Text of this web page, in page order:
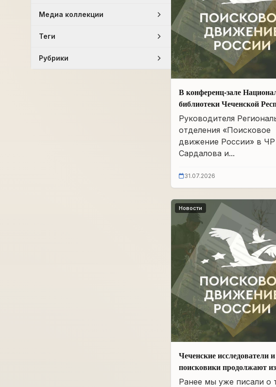
Медиа коллекции
Теги
Рубрики
В конференц-зале
библиотеки Чеченской
им. А.А. Айдамирова
заседание
Руководителя
отделения «Поисковое
движение России» в
Сардалова и...
31.07.2026
Новости
Чеченские исследователи и
поисковики продолжают
фонды бывшего
Ранее мы уже писали о